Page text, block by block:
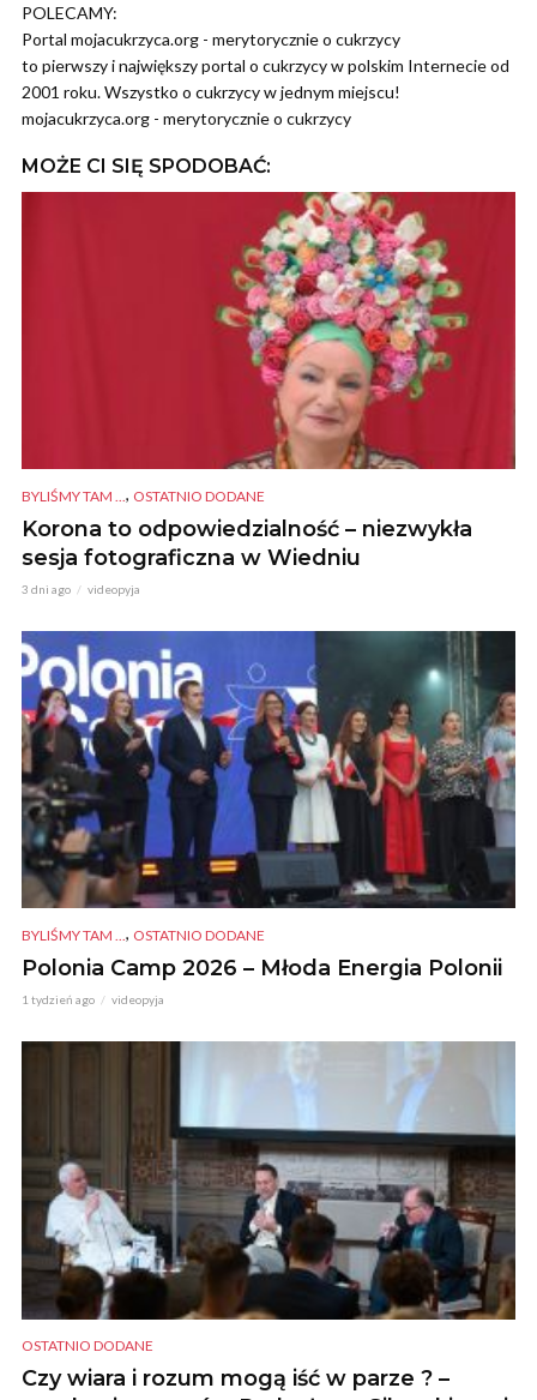
POLECAMY:
Portal mojacukrzyca.org - merytorycznie o cukrzycy
to pierwszy i największy portal o cukrzycy w polskim Internecie od
2001 roku. Wszystko o cukrzycy w jednym miejscu!
mojacukrzyca.org - merytorycznie o cukrzycy
MOŻE CI SIĘ SPODOBAĆ:
BYLIŚMY TAM ... , OSTATNIO DODANE
Korona to odpowiedzialność – niezwykła
sesja fotograficzna w Wiedniu
3 dni ago videopyja
BYLIŚMY TAM ... , OSTATNIO DODANE
Polonia Camp 2026 – Młoda Energia Polonii
1 tydzień ago videopyja
OSTATNIO DODANE
Czy wiara i rozum mogą iść w parze ? –